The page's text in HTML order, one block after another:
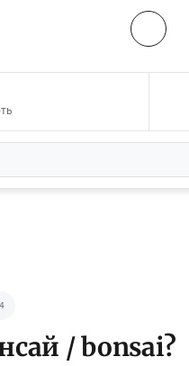
/ bonsai?